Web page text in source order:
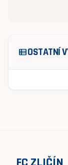
view_listOSTATNÍ